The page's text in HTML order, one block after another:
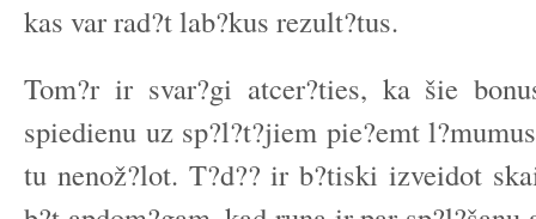
kas var rad?t lab?kus rezult?tus.
Tom?r ir svar?gi atcer?ties, ka šie
spiedienu uz sp?l?t?jiem pie?emt
tu nenož?lot. T?d?? ir b?tiski izveidot